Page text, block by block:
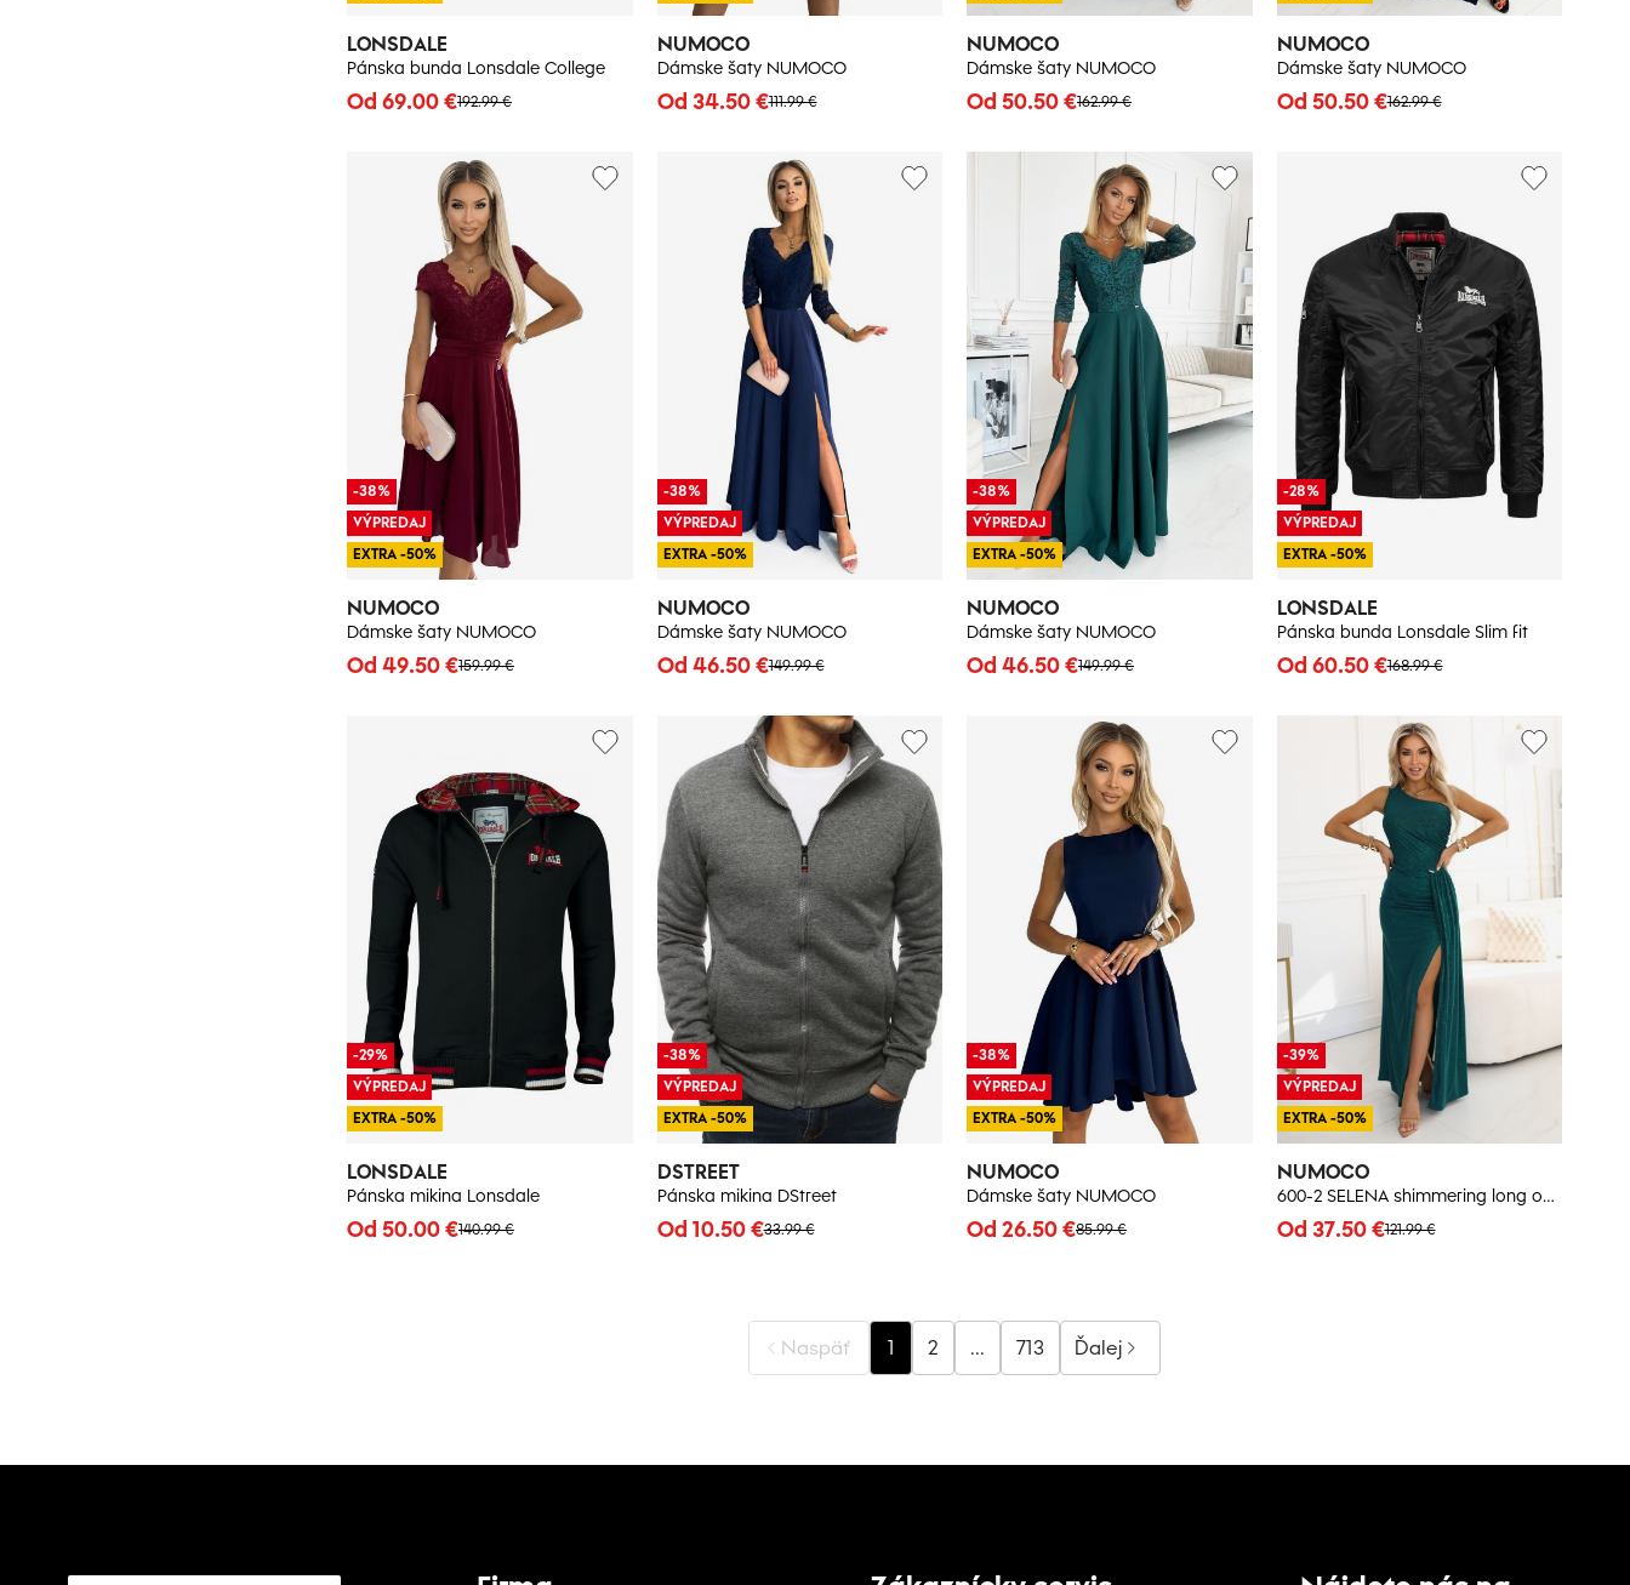
LONSDALE
Pánska bunda Lonsdale College
192.99 €
Od 69.00 €
NUMOCO
Dámske šaty NUMOCO
111.99 €
Od 34.50 €
NUMOCO
Dámske šaty NUMOCO
162.99 €
Od 50.50 €
NUMOCO
Dámske šaty NUMOCO
162.99 €
Od 50.50 €
NUMOCO
Dámske šaty NUMOCO
159.99 €
Od 49.50 €
-38%
VÝPREDAJ
EXTRA -50%
NUMOCO
Dámske šaty NUMOCO
149.99 €
Od 46.50 €
-38%
VÝPREDAJ
EXTRA -50%
NUMOCO
Dámske šaty NUMOCO
149.99 €
Od 46.50 €
-38%
VÝPREDAJ
EXTRA -50%
LONSDALE
Pánska bunda Lonsdale Slim fit
168.99 €
Od 60.50 €
-28%
VÝPREDAJ
EXTRA -50%
LONSDALE
Pánska mikina Lonsdale
140.99 €
Od 50.00 €
-29%
VÝPREDAJ
EXTRA -50%
DSTREET
Pánska mikina DStreet
33.99 €
Od 10.50 €
-38%
VÝPREDAJ
EXTRA -50%
NUMOCO
Dámske šaty NUMOCO
85.99 €
Od 26.50 €
-38%
VÝPREDAJ
EXTRA -50%
NUMOCO
600-2 SELENA shimmering long one-shoulder dress with a slit - green with glitter
121.99 €
Od 37.50 €
-39%
VÝPREDAJ
EXTRA -50%
Naspäť 1 2 ... 713 Ďalej